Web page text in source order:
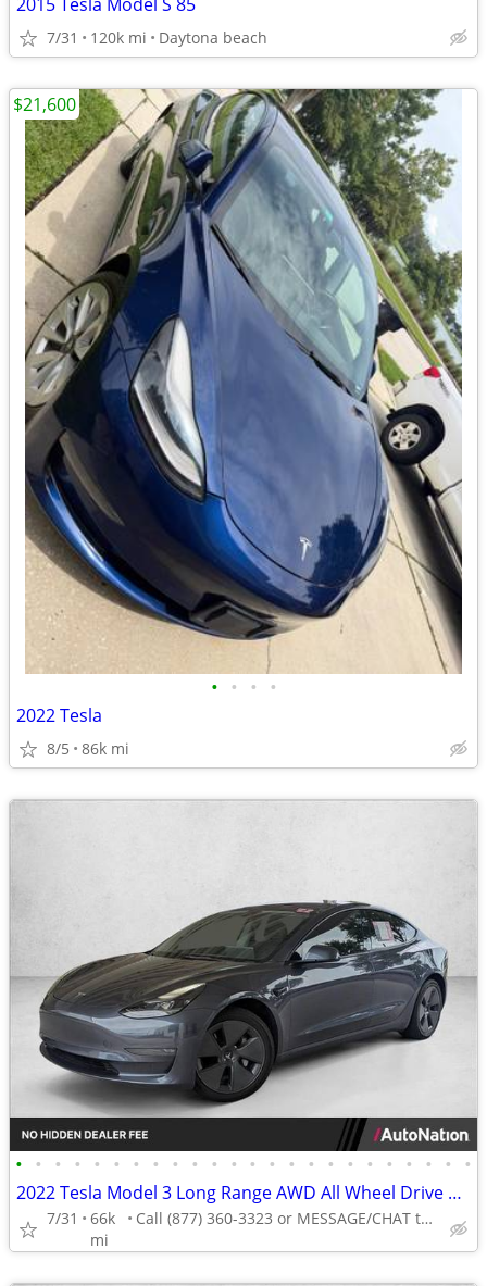
7/31 120k mi Daytona beach
• • • •
2022 Tesla
8/5 86k mi
$21,600
• • • • • • • • • • • • • • • • • • • • • • • •
2022 Tesla Model 3 Long Range AWD All Wheel Drive Electric AUTONATION
7/31
66k
mi
Call (877) 360-3323 or MESSAGE/CHAT to confirm availability